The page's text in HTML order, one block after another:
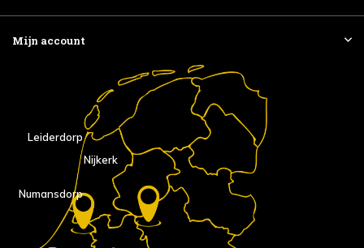
Mijn account
Nijkerk
Numansdorp
Leiderdorp